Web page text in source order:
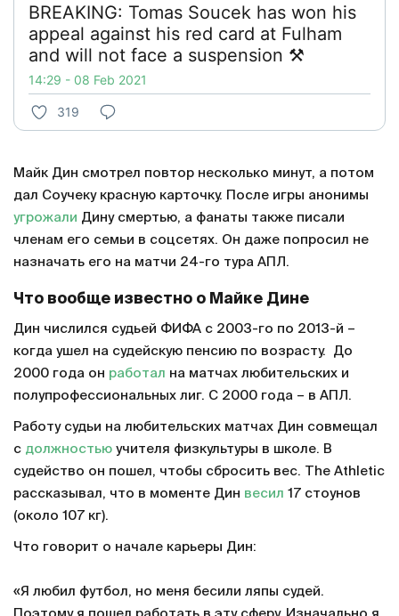
BREAKING: Tomas Soucek has won his
appeal against his red card at Fulham
and will not face a suspension ⚒️
14:29 - 08 Feb 2021
319
Майк Дин смотрел повтор несколько минут, а потом
дал Соучеку красную карточку. После игры анонимы
угрожали Дину смертью, а фанаты также писали
членам его семьи в соцсетях. Он даже попросил не
назначать его на матчи 24-го тура АПЛ.
Что вообще известно о Майке Дине
Дин числился судьей ФИФА с 2003-го по 2013-й –
когда ушел на судейскую пенсию по возрасту. До
2000 года он работал на матчах любительских и
полупрофессиональных лиг. С 2000 года – в АПЛ.
Работу судьи на любительских матчах Дин совмещал
с должностью учителя физкультуры в школе. В
судейство он пошел, чтобы сбросить вес. The Athletic
рассказывал, что в моменте Дин весил 17 стоунов
(около 107 кг).
Что говорит о начале карьеры Дин:
«Я любил футбол, но меня бесили ляпы судей.